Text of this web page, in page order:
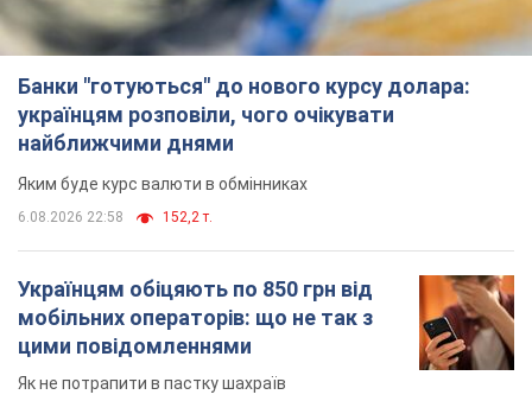
цими повідомленнями
Як не потрапити в пастку шахраїв
6.08.2026 21:02 16,8 т.
Найдорожчий футболіст "Динамо"
забив "Карабаху" вже на 10-й хвилині
матчу. Відео
Поєдинок відбувається в Польщі
6.08.2026 20:48 7,1 т.